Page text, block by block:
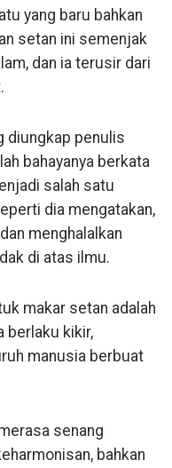
yang baru bahkan
setan ini semenjak
dan ia terusir dari
diungkap penulis
bahayanya berkata
salah satu
dia mengatakan,
menghalalkan
di atas ilmu.
makar setan adalah
berlaku kikir,
manusia berbuat
senang
bahkan